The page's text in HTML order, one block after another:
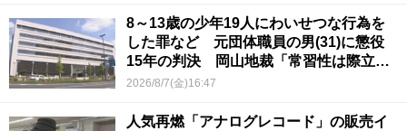
8～13歳の少年19人にわいせつな行為を
した罪など 元団体職員の男(31)に懲役
15年の判決 岡山地裁「常習性は際立っ
ていて被害結果も非常に重い」
2026/8/7(金)16:47
人気再燃「アナログレコード」の販売イ